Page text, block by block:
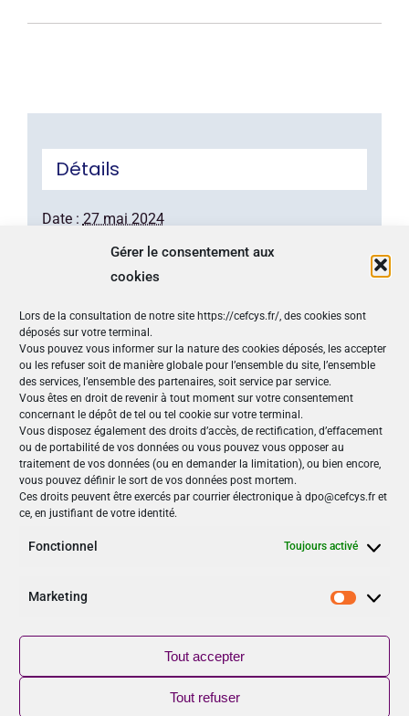
Gérer le consentement aux
cookies
Lors de la consultation de notre site https://cefcys.fr/, des cookies sont
déposés sur votre terminal.
Vous pouvez vous informer sur la nature des cookies déposés, les accepter
ou les refuser soit de manière globale pour l’ensemble du site, l’ensemble
des services, l’ensemble des partenaires, soit service par service.
Vous êtes en droit de revenir à tout moment sur votre consentement
concernant le dépôt de tel ou tel cookie sur votre terminal.
Vous disposez également des droits d’accès, de rectification, d’effacement
ou de portabilité de vos données ou vous pouvez vous opposer au
traitement de vos données (ou en demander la limitation), ou bien encore,
vous pouvez définir le sort de vos données post mortem.
Ces droits peuvent être exercés par courrier électronique à dpo@cefcys.fr et
ce, en justifiant de votre identité.
Fonctionnel Toujours activé
Marketing
Tout accepter
Tout refuser
Détails
Date : 27 mai 2024
8h00 - 17h00
racontees-par-les-femmes/podcast-n03-cefcys-les-
cyberstories-racontees-par-les-femmes-manon-
dubien-recoit-fadila-leturcq
Nos Publications
Articles (69)
Le Cefcys et son engagement (4)
Le Cyber Women Day (10)
Les femmes dans la cyber (19)
Les publications du Cefcys (7)
Sensibilisation (1)